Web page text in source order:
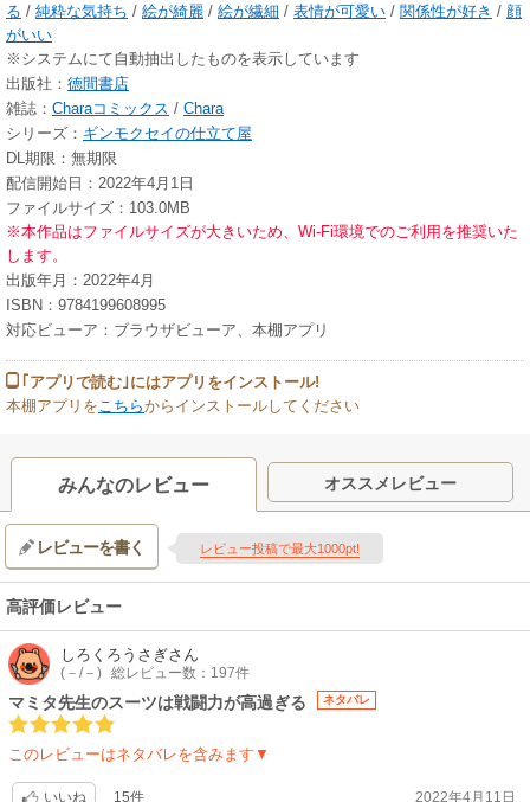
る / 純粋な気持ち / 絵が綺麗 / 絵が繊細 / 表情が可愛い / 関係性が好き / 顔
がいい
※システムにて自動抽出したものを表示しています
出版社： 徳間書店
雑誌： Charaコミックス / Chara
シリーズ： ギンモクセイの仕立て屋
DL期限：無期限
配信開始日：2022年4月1日
ファイルサイズ：103.0MB
※本作品はファイルサイズが大きいため、Wi-Fi環境でのご利用を推奨いた
します。
出版年月：2022年4月
ISBN：9784199608995
対応ビューア：ブラウザビューア、本棚アプリ
｢アプリで読む｣にはアプリをインストール!
本棚アプリを こちらからインストールしてください
みんなのレビュー オススメレビュー
レビューを書く レビュー投稿で最大1000pt!
高評価レビュー
しろくろうさぎさん
(－/－) 総レビュー数：197件
マミタ先生のスーツは戦闘力が高過ぎる ネタバレ
このレビューはネタバレを含みます▼
いいね 15件 2022年4月11日